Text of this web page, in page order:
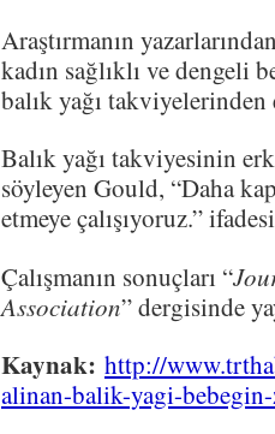
Araştırmanın
kadın sağlıklı ve dengeli
balık yağı
Balık yağı takviyesinin
söyleyen Gould, “Daha
etmeye çalışıyoruz.”
Çalışmanın sonuçları “
Association” dergisinde
Kaynak: http://
alinan-balik-yagi-